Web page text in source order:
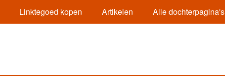
Linktegoed kopen Artikelen Alle dochterpagina's